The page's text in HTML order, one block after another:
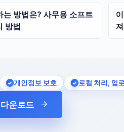
방법은? 사무용 소프트
방법
개인정보 보호 로컬 처리, 업
운로드